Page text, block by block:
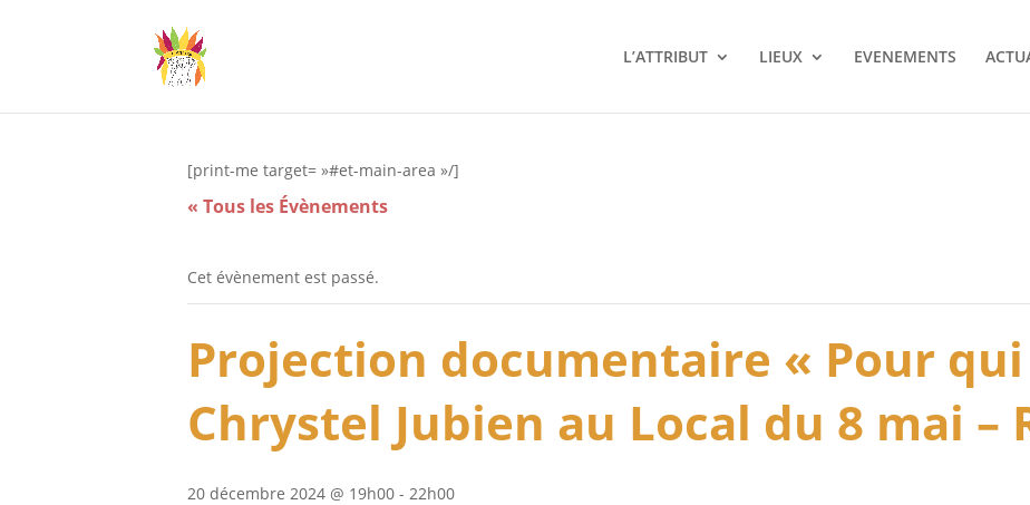
L’ATTRIBUT LIEUX EVENEMENTS
[print-me target= »#et-main-area »/]
« Tous les Évènements
Cet évènement est passé.
Projection documentaire « Pour
Chrystel Jubien au Local du 8 mai –
20 décembre 2024 @ 19h00 - 22h00